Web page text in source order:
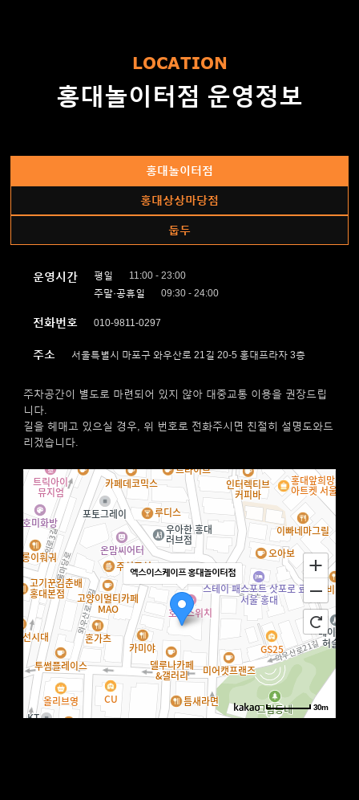
LOCATION
홍대놀이터점 운영정보
홍대놀이터점
홍대상상마당점
둡두
운영시간 평일
11:00 - 23:00
주말·공휴일
09:30 - 24:00
전화번호 010-9811-0297
주소 서울특별시 마포구 와우산로 21길 20-5 홍대프라자 3층
주차공간이 별도로 마련되어 있지 않아 대중교통 이용을 권장드립
니다.
길을 헤매고 있으실 경우, 위 번호로 전화주시면 친절히 설명도와드
리겠습니다.
엑스이스케이프 홍대놀이터점
30m